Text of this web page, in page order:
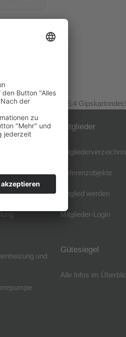
Richtlinie 15.4
und
Mitglieder
Mitgliederverzeichnis
Referenzobjekte
Mitglied werden
Mitglieder-Login
Gütesiegel
Alle Infos im